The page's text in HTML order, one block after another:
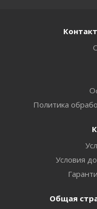
Политика
Условия
Общая